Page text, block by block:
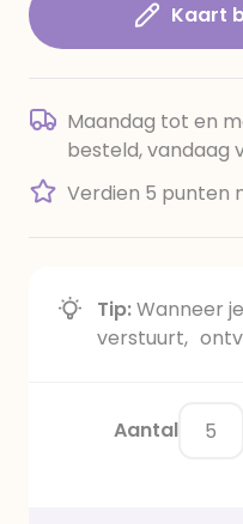
Kaart
Maandag tot en
besteld, vandaag
Verdien 5 punten
Tip:Wanneer
verstuurt,
Aantal